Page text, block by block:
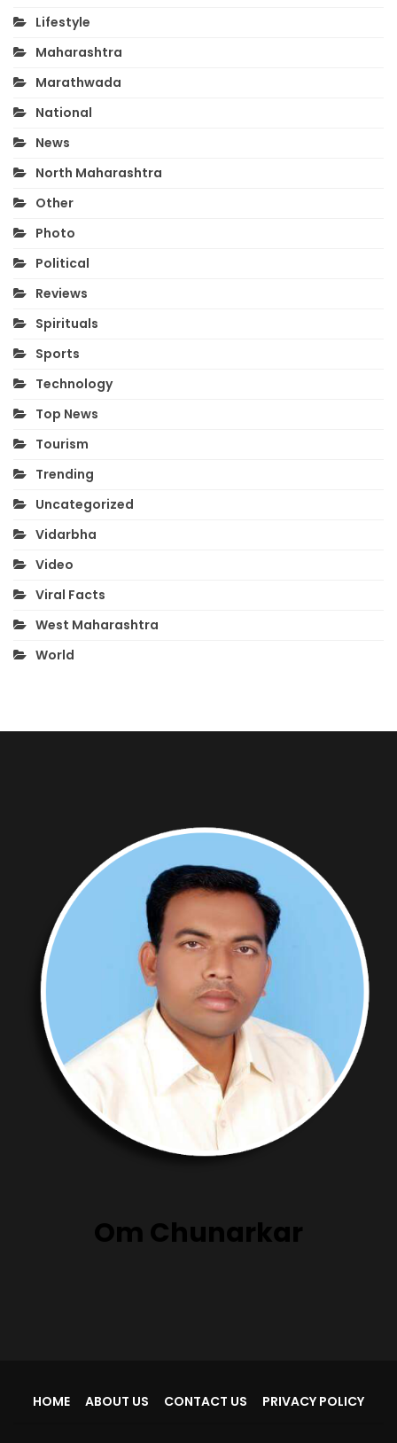
Lifestyle
Maharashtra
Marathwada
National
News
North Maharashtra
Other
Photo
Political
Reviews
Spirituals
Sports
Technology
Top News
Tourism
Trending
Uncategorized
Vidarbha
Video
Viral Facts
West Maharashtra
World
Om Chunarkar
HOME ABOUT US CONTACT US PRIVACY POLICY